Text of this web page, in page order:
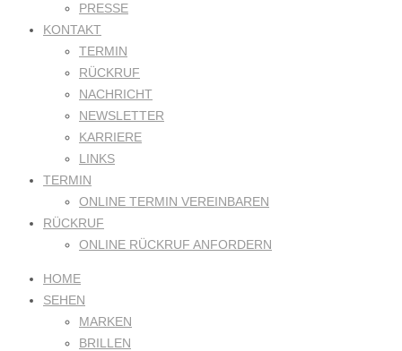
PRESSE
KONTAKT
TERMIN
RÜCKRUF
NACHRICHT
NEWSLETTER
KARRIERE
LINKS
TERMIN
ONLINE TERMIN VEREINBAREN
RÜCKRUF
ONLINE RÜCKRUF ANFORDERN
HOME
SEHEN
MARKEN
BRILLEN